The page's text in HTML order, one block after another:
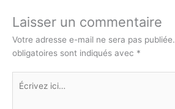
n
k
p
p
o
o
k
n
Laisser un commentaire
Votre adresse e-mail ne sera pas publiée.
obligatoires sont indiqués avec *
Écrivez
ici…